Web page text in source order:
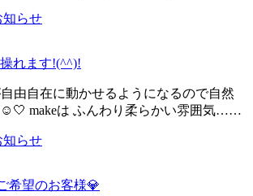
知らせ
れます!(^^)!
由自在に動かせるようになるので自然
makeは ふんわり柔らかい雰囲気……
知らせ
希望のお客様💎